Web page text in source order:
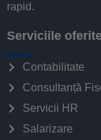
rapid.
Serviciile
Contabilitate
Consultanță
Servicii HR
Salarizare